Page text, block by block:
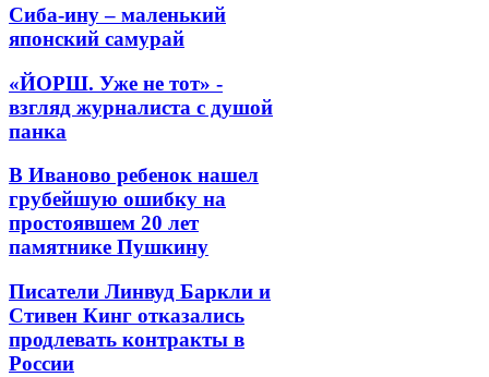
Сиба-ину – маленький
японский самурай
«ЙОРШ. Уже не тот» -
взгляд журналиста с душой
панка
В Иваново ребенок нашел
грубейшую ошибку на
простоявшем 20 лет
памятнике Пушкину
Писатели Линвуд Баркли и
Стивен Кинг отказались
продлевать контракты в
России